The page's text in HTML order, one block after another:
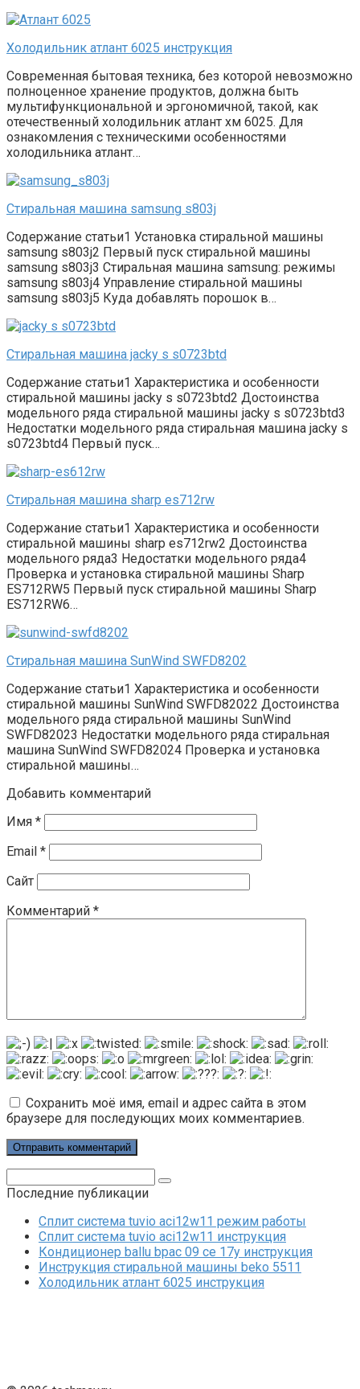
Холодильник атлант 6025 инструкция
Современная бытовая техника, без которой невозможно
полноценное хранение продуктов, должна быть
мультифункциональной и эргономичной, такой, как
отечественный холодильник атлант хм 6025. Для
ознакомления с техническими особенностями
холодильника атлант…
Стиральная машина samsung s803j
Содержание статьи1 Установка стиральной машины
samsung s803j2 Первый пуск стиральной машины
samsung s803j3 Стиральная машина samsung: режимы
samsung s803j4 Управление стиральной машины
samsung s803j5 Куда добавлять порошок в…
Стиральная машина jacky s s0723btd
Содержание статьи1 Характеристика и особенности
стиральной машины jacky s s0723btd2 Достоинства
модельного ряда стиральной машины jacky s s0723btd3
Недостатки модельного ряда стиральная машина jacky s
s0723btd4 Первый пуск…
Стиральная машина sharp es712rw
Содержание статьи1 Характеристика и особенности
стиральной машины sharp es712rw2 Достоинства
модельного ряда3 Недостатки модельного ряда4
Проверка и установка стиральной машины Sharp
ES712RW5 Первый пуск стиральной машины Sharp
ES712RW6…
Стиральная машина SunWind SWFD8202
Содержание статьи1 Характеристика и особенности
стиральной машины SunWind SWFD82022 Достоинства
модельного ряда стиральной машины SunWind
SWFD82023 Недостатки модельного ряда стиральная
машина SunWind SWFD82024 Проверка и установка
стиральной машины…
Добавить комментарий
Имя *
Email *
Сайт
Комментарий *
Сохранить моё имя, email и адрес сайта в этом
браузере для последующих моих комментариев.
Последние публикации
Сплит система tuvio aci12w11 режим работы
Сплит система tuvio aci12w11 инструкция
Кондиционер ballu bpac 09 ce 17y инструкция
Инструкция стиральной машины beko 5511
Холодильник атлант 6025 инструкция